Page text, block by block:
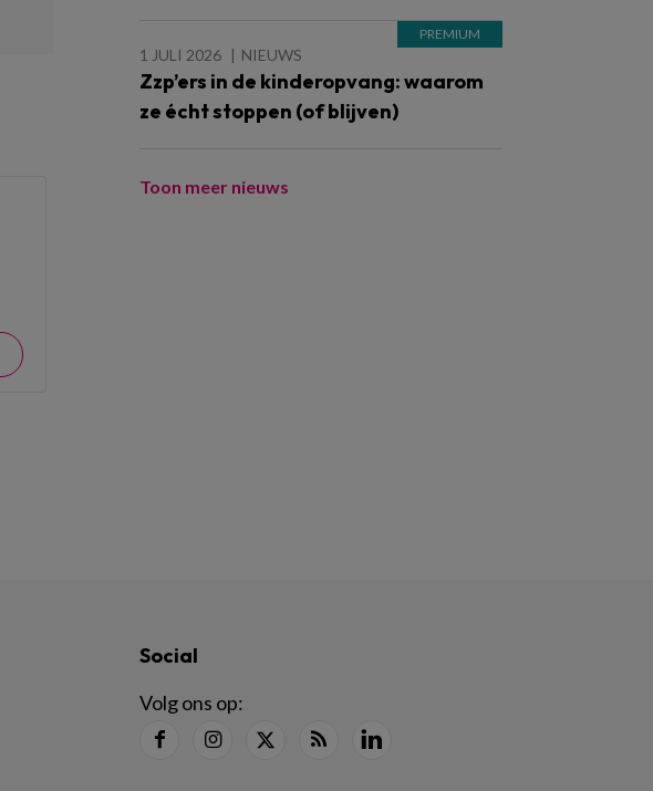
1 JULI 2026 NIEUWS
Zzp’ers in de kinderopvang: waarom
ze écht stoppen (of blijven)
Toon meer nieuws
Social
Volg ons op: